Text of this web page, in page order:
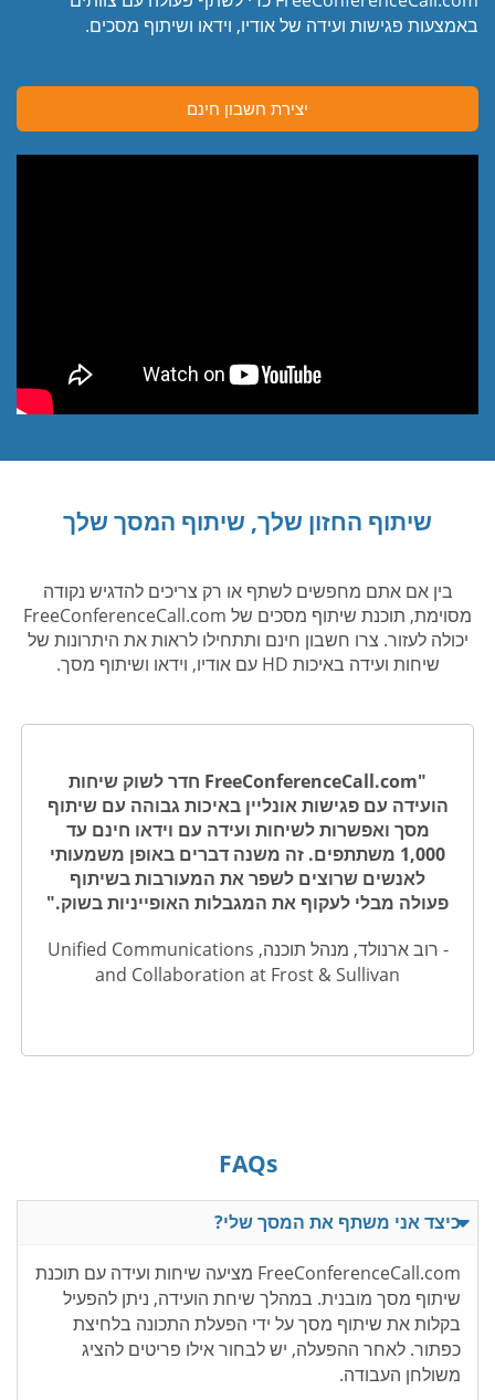
באמצעות פגישות ועידה של אודיו, וידאו ושיתוף מסכים.
יצירת חשבון חינם
שיתוף החזון שלך, שיתוף המסך שלך
בין אם אתם מחפשים לשתף או רק צריכים להדגיש נקודה
מסוימת, תוכנת שיתוף מסכים של FreeConferenceCall.com
יכולה לעזור. צרו חשבון חינם ותתחילו לראות את היתרונות של
שיחות ועידה באיכות HD עם אודיו, וידאו ושיתוף מסך.
"FreeConferenceCall.com חדר לשוק שיחות
הועידה עם פגישות אונליין באיכות גבוהה עם שיתוף
מסך ואפשרות לשיחות ועידה עם וידאו חינם עד
1,000 משתתפים. זה משנה דברים באופן משמעותי
לאנשים שרוצים לשפר את המעורבות בשיתוף
פעולה מבלי לעקוף את המגבלות האופייניות בשוק."
- רוב ארנולד, מנהל תוכנה, Unified Communications
and Collaboration at Frost & Sullivan
FAQs
כיצד אני משתף את המסך שלי?
FreeConferenceCall.com מציעה שיחות ועידה עם תוכנת
שיתוף מסך מובנית. במהלך שיחת הועידה, ניתן להפעיל
בקלות את שיתוף מסך על ידי הפעלת התכונה בלחיצת
כפתור. לאחר ההפעלה, יש לבחור אילו פריטים להציג
משולחן העבודה.